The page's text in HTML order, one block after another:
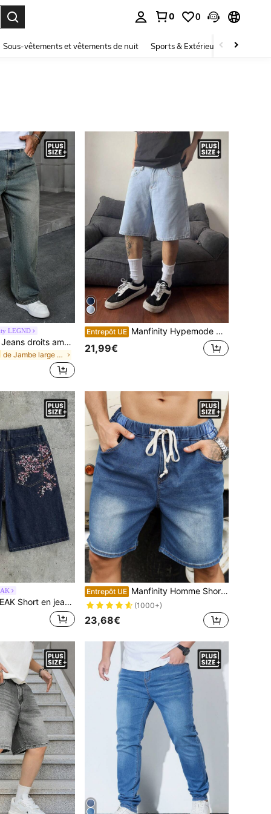
0 0
Sous-vêtements et vêtements de nuit Sports & Extérieur Enfants
LEGND
Manfinity LEGND Jeans droits amples à poches pour hommes grande taille, style décontracté
de Jambe large Jeans grande taille pour hommes
Entrepôt UE Manfinity Hypemode Short en jean ample avec poches pour homme grande taille, coupe décontractée et jambe large
21,99€
ample grande taille pour hommes avec poches et boutons
Entrepôt UE Manfinity Homme Short en jean décontracté, ample, avec cordon de serrage et poches, grande taille pour homme
(1000+)
23,68€